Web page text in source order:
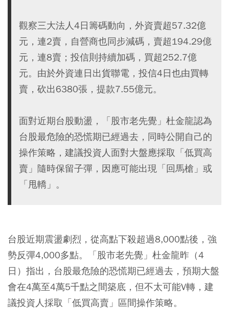
觀察三大法人4日籌碼動向，外資賣超57.32億
元，連2賣，自營商也同步減碼，賣超194.29億
元，連8賣；投信則持續加碼，買超252.7億
元。由於外資連日出貨聯電，投信4日也由買轉
賣，砍出6380張，提款7.55億元。
面對近期台股動盪，「股市老先覺」杜金龍認為
台股最危險的恐慌期已經過去，同時公開自己的
操作策略，建議投資人面對大盤應採取「低買高
賣」隨時保留子彈，因應可能出現「回馬槍」或
「甩轎」。
台股近期震盪劇烈，從高點下殺超過8,000點後，強
勢反彈4,000多點。「股市老先覺」杜金龍昨（4
日）指出，台股最危險的恐慌期已經過去，預期大盤
會在4萬至4萬5千點之間築底，但不太可能V轉，建
議投資人採取「低買高賣」區間操作策略。